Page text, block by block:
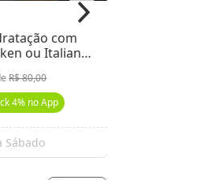
com
ou Italian
R$ 80,00
4%no App
Sábado